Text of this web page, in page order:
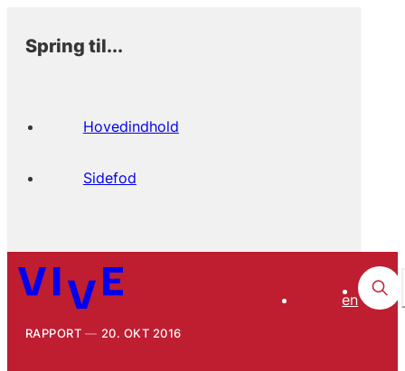
Spring til...
Hovedindhold
Sidefod
en
RAPPORT 20. OKT 2016